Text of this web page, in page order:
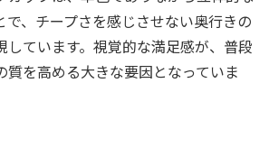
で、チープさを感じさせない奥行きの
しています。視覚的な満足感が、普段
質を高める大きな要因となっていま